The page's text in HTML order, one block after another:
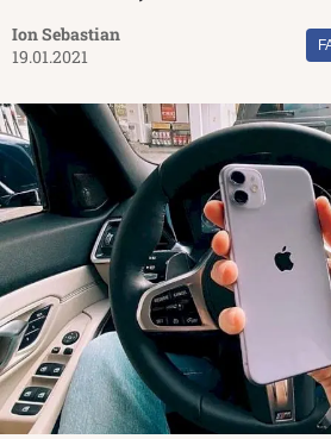
Ion Sebastian
19.01.2021